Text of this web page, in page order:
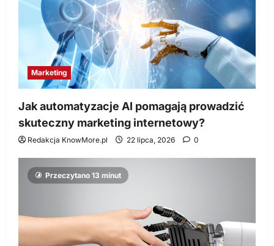
Marketing
Jak automatyzacje AI pomagają prowadzić
skuteczny marketing internetowy?
Redakcja KnowMore.pl 22 lipca, 2026 0
Przeczytano 13 minut